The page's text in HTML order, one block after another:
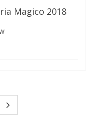
Magico 2018